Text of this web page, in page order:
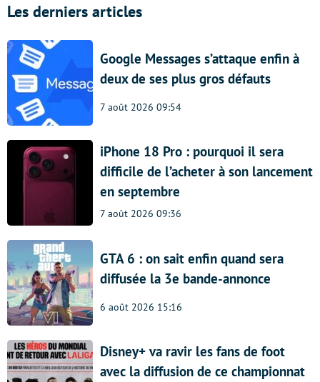
Les derniers articles
Google Messages s’attaque enfin à
deux de ses plus gros défauts
7 août 2026 09:54
iPhone 18 Pro : pourquoi il sera
difficile de l’acheter à son lancement
en septembre
7 août 2026 09:36
GTA 6 : on sait enfin quand sera
diffusée la 3e bande-annonce
6 août 2026 15:16
Disney+ va ravir les fans de foot
avec la diffusion de ce championnat